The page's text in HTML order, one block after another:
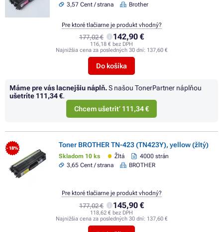
3,57 Cent / strana
Brother
177,02 € 142,90 €
116,18 € bez DPH
Najnižšia cena za posledných 30 dní: 137,60 €
Do košíka
Pre ktoré tlačiarne je produkt vhodný?
Máme pre vás lacnejšiu náplň.S našou TonerPartner náplňou
ušetríte 111,34 €.
Chcem ušetriť 111,34 €
- 18% Toner BROTHER TN-423 (TN423Y), yellow (žltý)
Skladom 10 ks Žltá
4000 strán
3,65 Cent / strana
BROTHER
177,02 € 145,90 €
118,62 € bez DPH
Najnižšia cena za posledných 30 dní: 137,60 €
Pre ktoré tlačiarne je produkt vhodný?